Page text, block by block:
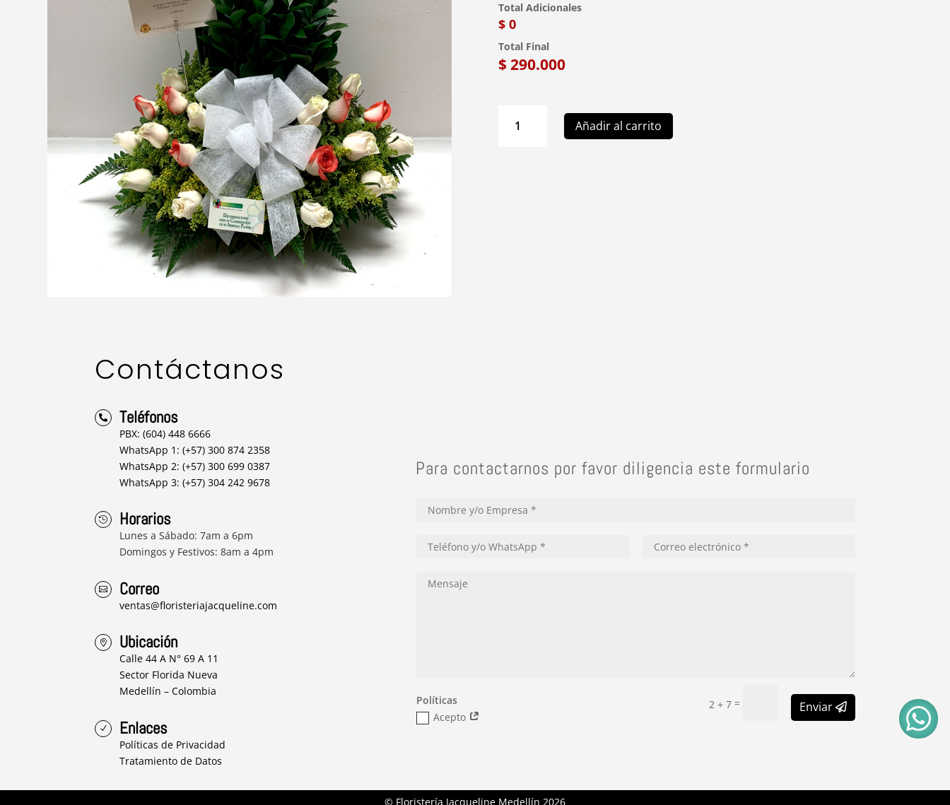

Total Adicionales
$ 0
Total Final
$290.000
Arreglo
Añadir al carrito
Contáctanos
 Teléfonos
PBX: (604) 448 6666
WhatsApp 1: (+57) 300 874 2358
WhatsApp 2: (+57) 300 699 0387
WhatsApp 3: (+57) 304 242 9678
 Horarios
Lunes a Sábado: 7am a 6pm
Domingos y Festivos: 8am a 4pm
 Correo
ventas@floristeriajacqueline.com
 Ubicación
Calle 44 A N° 69 A 11
Sector Florida Nueva
Medellín – Colombia
N Enlaces
Políticas de Privacidad
Tratamiento de Datos
Para contactarnos por favor diligencia este formulario
Políticas
Acepto
2 + 7 = Enviar
© Floristería Jacqueline Medellín 2026